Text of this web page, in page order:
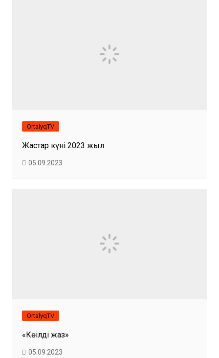
OrtalyqTV
Жастар күні 2023 жыл
05.09.2023
OrtalyqTV
«Көңілді жаз»
05.09.2023